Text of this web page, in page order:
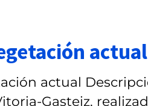
actual
actual
Gasteiz,